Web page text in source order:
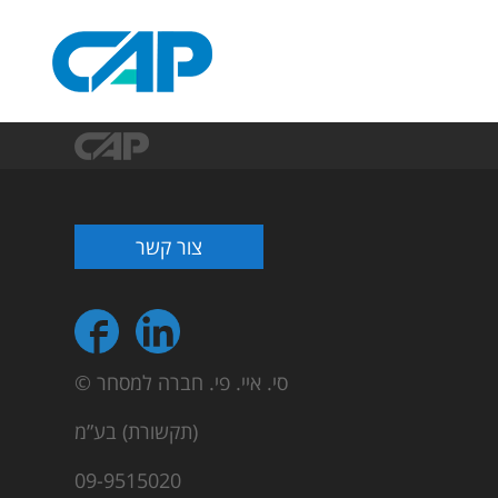
צור קשר
© סי. איי. פי. חברה למסחר
(תקשורת) בע”מ
09-9515020